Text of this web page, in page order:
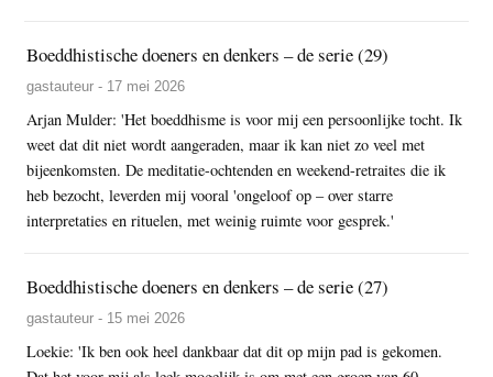
Boeddhistische doeners en denkers – de serie (29)
gastauteur - 17 mei 2026
Arjan Mulder: 'Het boeddhisme is voor mij een persoonlijke tocht. Ik
weet dat dit niet wordt aangeraden, maar ik kan niet zo veel met
bijeenkomsten. De meditatie-ochtenden en weekend-retraites die ik
heb bezocht, leverden mij vooral 'ongeloof op – over starre
interpretaties en rituelen, met weinig ruimte voor gesprek.'
Boeddhistische doeners en denkers – de serie (27)
gastauteur - 15 mei 2026
Loekie: 'Ik ben ook heel dankbaar dat dit op mijn pad is gekomen.